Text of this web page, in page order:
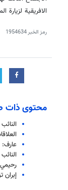
الافريقية
رمز الخبر1954634
محتوى ذات
عارف:
إبران